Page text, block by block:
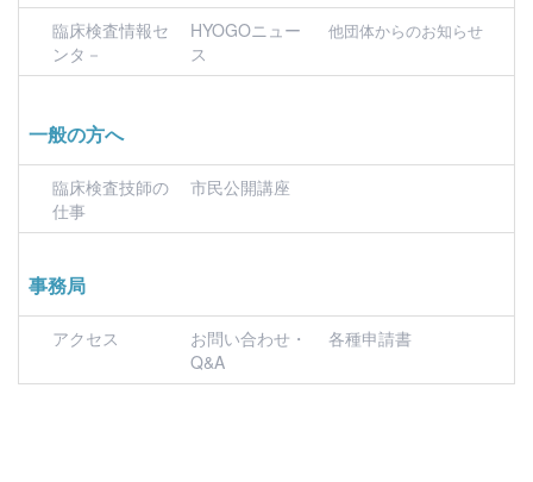
臨床検査情報セ
ンタ－
HYOGOニュー
ス
他団体からのお知らせ
一般の方へ
臨床検査技師の
仕事
市民公開講座
事務局
アクセス
お問い合わせ・
Q&A
各種申請書